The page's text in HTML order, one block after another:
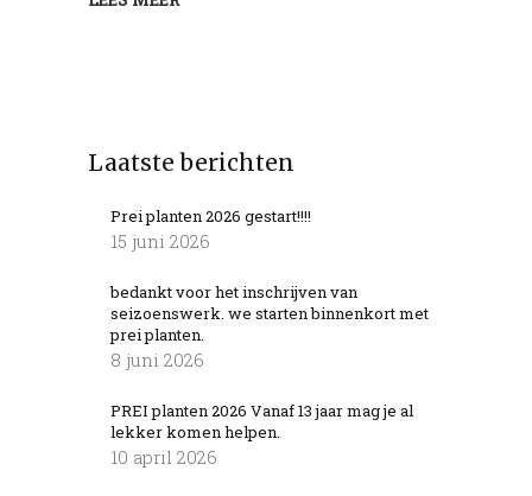
Laatste berichten
Prei planten 2026 gestart!!!!
15 juni 2026
bedankt voor het inschrijven van
seizoenswerk. we starten binnenkort met
prei planten.
8 juni 2026
PREI planten 2026 Vanaf 13 jaar mag je al
lekker komen helpen.
10 april 2026